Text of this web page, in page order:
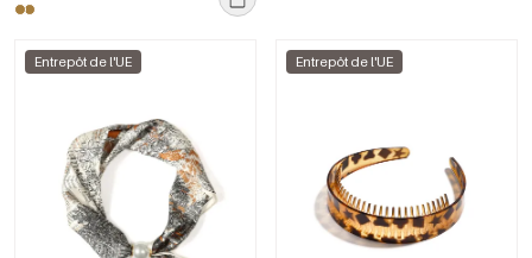
Entrepôt de l'UE Entrepôt de l'UE